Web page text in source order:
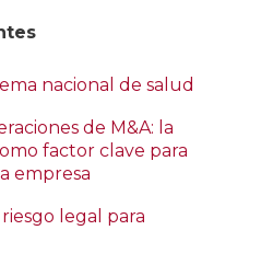
nacional de salud
de M&A: la
factor clave para
empresa
legal para